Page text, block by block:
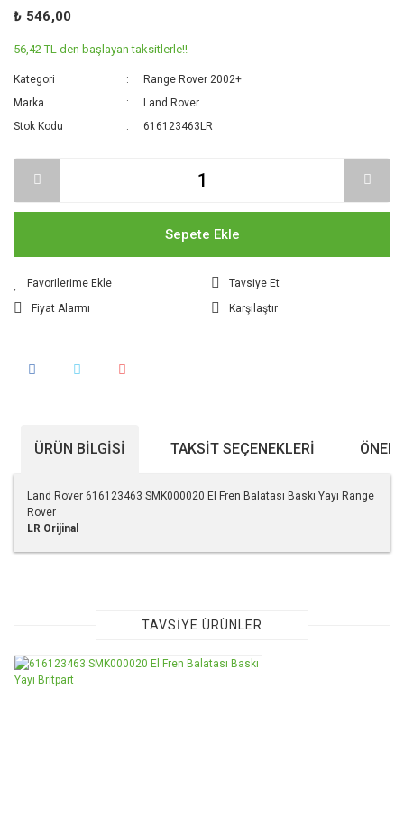
₺ 546,00
56,42 TL den başlayan taksitlerle!!
Kategori
Range Rover 2002+
Marka
Land Rover
Stok Kodu
616123463LR
Sepete Ekle
Tavsiye Et
Fiyat Alarmı
Karşılaştır
ÜRÜN BILGISI TAKSIT SEÇENEKLERI
Land Rover 616123463 SMK000020 El Fren Balatası Baskı Yayı Range
Rover
LR Orijinal
Görüş ve önerileriniz için teşekkür ederiz.
Ürün resmi kalitesiz, bozuk veya görüntülenemiyor.
TAVSİYE ÜRÜNLER